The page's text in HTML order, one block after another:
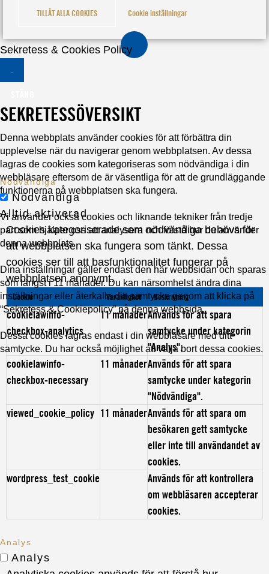
TILLÅT ALLA COOKIES Cookie inställningar
Sekretess & Cookies Policy
SEKRETESSÖVERSIKT
Denna webbplats använder cookies för att förbättra din
upplevelse när du navigerar genom webbplatsen. Av dessa
lagras de cookies som kategoriseras som nödvändiga i din
webbläsare eftersom de är väsentliga för att de grundläggande
funktionerna på webbplatsen ska fungera.
Vi använder också cookies och liknande tekniker från tredje
part som hjälper oss att analysera och förstå hur du använder
denna webbplats.
Dina inställningar gäller endast den här webbsidan och sparas
som längst i 11 månader. Du kan närsomhelst ändra dina
inställningar eller återkalla ditt samtycke genom att klicka på
“Sekretess & Cookiepolicy” på denna webbsida.
Dessa cookies lagras endast i din webbläsare med ditt
samtycke. Du har också möjlighet att välja bort dessa cookies.
Nödvändiga
Nödvändiga
Alltid aktiverad
Cookies kategoriserade som nödvändiga behövs för
att webbplatsen ska fungera som tänkt. Dessa
cookies ser till att basfunktionalitet fungerar på
webbplatsen anonymt.
Cookie Varaktighet Beskrivning
cookielawinfo-
checkbox-analytics
11 månaderAnvänds för att spara
samtycke under kategorin
"Analys".
cookielawinfo-
checkbox-necessary
11 månaderAnvänds för att spara
samtycke under kategorin
"Nödvändiga".
viewed_cookie_policy 11 månaderAnvänds för att spara om
besökaren gett samtycke
eller inte till användandet av
cookies.
wordpress_test_cookie
Används för att kontrollera
om webbläsaren accepterar
cookies.
Analys
Analys